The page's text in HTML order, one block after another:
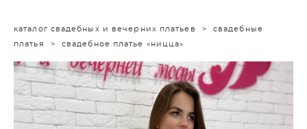
каталог свадебных и вечерних платьев >
свадебные
платья
> свадебное платье «ницца»